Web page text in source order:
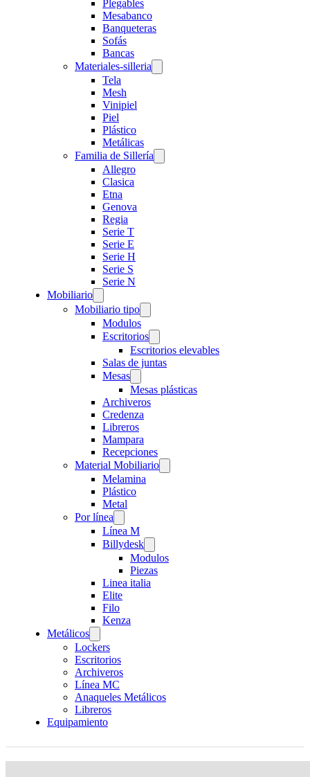
Plegables
Mesabanco
Banqueteras
Sofás
Bancas
Materiales-silleria
Tela
Mesh
Vinipiel
Piel
Plástico
Metálicas
Familia de Sillería
Allegro
Clasica
Etna
Genova
Regia
Serie T
Serie E
Serie H
Serie S
Serie N
Mobiliario
Mobiliario tipo
Modulos
Escritorios
Escritorios elevables
Salas de juntas
Mesas
Mesas plásticas
Archiveros
Credenza
Libreros
Mampara
Recepciones
Material Mobiliario
Melamina
Plástico
Metal
Por línea
Línea M
Billydesk
Modulos
Piezas
Linea italia
Elite
Filo
Kenza
Metálicos
Lockers
Escritorios
Archiveros
Línea MC
Anaqueles Metálicos
Libreros
Equipamiento